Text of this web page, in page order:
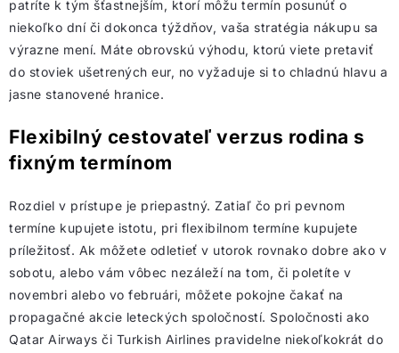
patríte k tým šťastnejším, ktorí môžu termín posunúť o
niekoľko dní či dokonca týždňov, vaša stratégia nákupu sa
výrazne mení. Máte obrovskú výhodu, ktorú viete pretaviť
do stoviek ušetrených eur, no vyžaduje si to chladnú hlavu a
jasne stanovené hranice.
Flexibilný cestovateľ verzus rodina s
fixným termínom
Rozdiel v prístupe je priepastný. Zatiaľ čo pri pevnom
termíne kupujete istotu, pri flexibilnom termíne kupujete
príležitosť. Ak môžete odletieť v utorok rovnako dobre ako v
sobotu, alebo vám vôbec nezáleží na tom, či poletíte v
novembri alebo vo februári, môžete pokojne čakať na
propagačné akcie leteckých spoločností. Spoločnosti ako
Qatar Airways či Turkish Airlines pravidelne niekoľkokrát do